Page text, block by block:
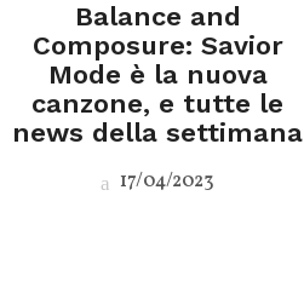
Balance and
Composure: Savior
Mode è la nuova
canzone, e tutte le
news della settimana
17/04/2023